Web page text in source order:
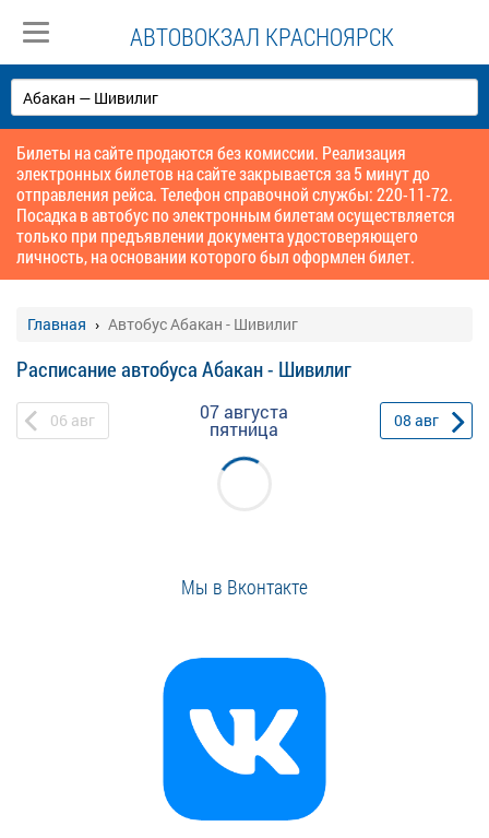
АВТОВОКЗАЛ КРАСНОЯРСК
Билеты на сайте продаются без комиссии. Реализация
электронных билетов на сайте закрывается за 5 минут до
отправления рейса. Телефон справочной службы: 220-11-72.
Посадка в автобус по электронным билетам осуществляется
только при предъявлении документа удостоверяющего
личность, на основании которого был оформлен билет.
Главная Автобус Абакан - Шивилиг
Расписание автобуса Абакан - Шивилиг
06 авг 07 августа
пятница 08 авг
Мы в Вконтакте